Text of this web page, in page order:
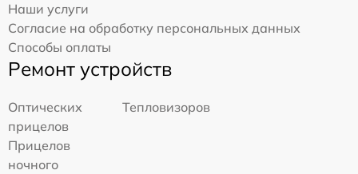
Наши услуги
Согласие на обработку персональных данных
Способы оплаты
Ремонт устройств
Оптических
прицелов
Тепловизоров
Прицелов
ночного